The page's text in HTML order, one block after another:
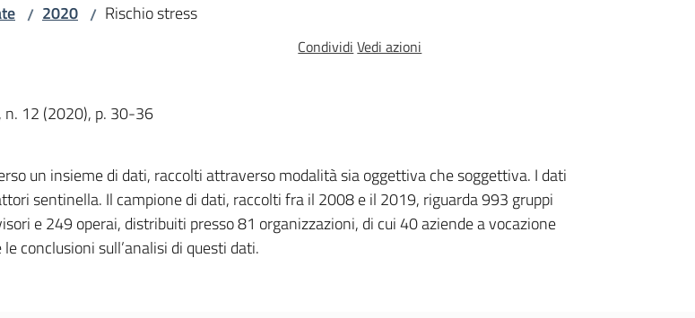
/ 2020 / Rischio stress
n. 12 (2020), p. 30-36
Condividi Vedi azioni
un insieme di dati, raccolti attraverso modalità sia oggettiva che soggettiva. I dati
sentinella. Il campione di dati, raccolti fra il 2008 e il 2019, riguarda 993 gruppi
e 249 operai, distribuiti presso 81 organizzazioni, di cui 40 aziende a vocazione
conclusioni sull’analisi di questi dati.